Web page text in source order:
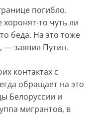
погибло.
то чуть ли
беда. На это тоже
— заявил Путин.
контактах с
обращает на это
Белоруссии и
мигрантов, в